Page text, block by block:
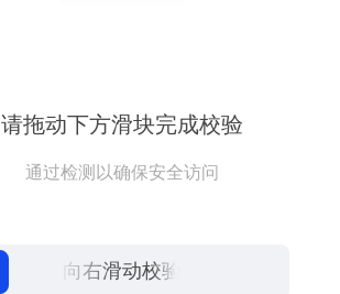
请拖动下方滑块完成校验
通过检测以确保安全访问